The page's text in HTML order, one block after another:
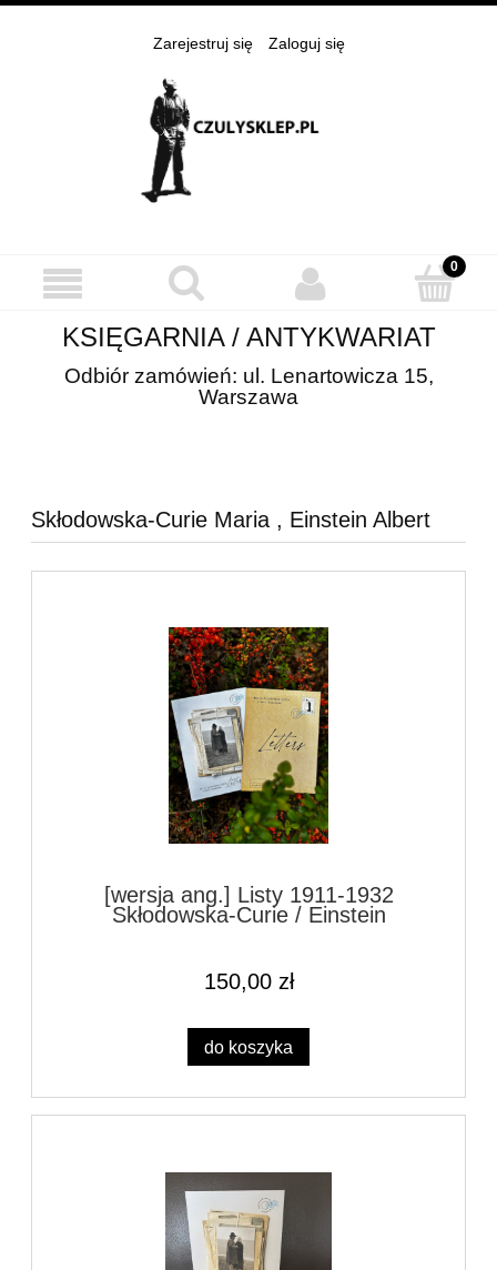
Zarejestruj się Zaloguj się
KSIĘGARNIA / ANTYKWARIAT
Odbiór zamówień: ul. Lenartowicza 15,
Warszawa
Skłodowska-Curie Maria , Einstein Albert
[wersja ang.] Listy 1911-1932
Skłodowska-Curie / Einstein
150,00 zł
do koszyka